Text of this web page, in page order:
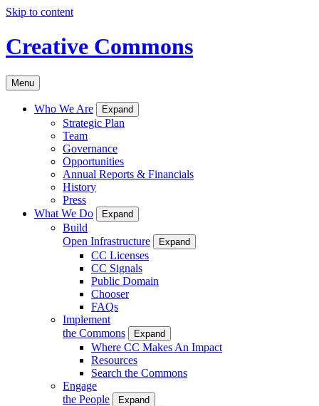
Skip to content
Creative Commons
Menu
Who We Are Expand
Strategic Plan
Team
Governance
Opportunities
Annual Reports & Financials
History
Press
What We Do
Expand
Build
Open Infrastructure
Expand
CC Licenses
CC Signals
Public Domain
Chooser
FAQs
Implement
the Commons
Expand
Where CC Makes An Impact
Resources
Search the Commons
Engage
the People
Expand